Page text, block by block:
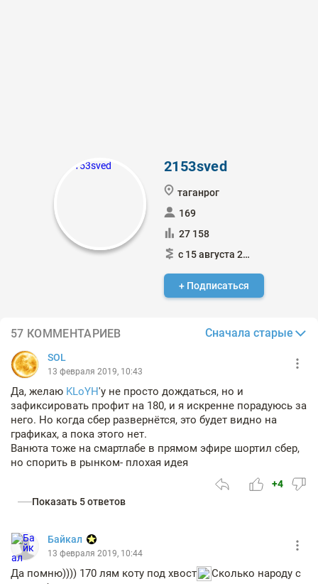
2153sved
таганрог
169
27 158
с 15 августа 2012
+ Подписаться
57 КОММЕНТАРИЕВ Сначала старые
SOL
13 февраля 2019, 10:43
Да, желаю KLoYH'у не просто дождаться, но и
зафиксировать профит на 180, и я искренне порадуюсь за
него. Но когда сбер развернётся, это будет видно на
графиках, а пока этого нет.
Ванюта тоже на смартлабе в прямом эфире шортил сбер,
но спорить в рынком- плохая идея
+4
Показать 5 ответов
Байкал
13 февраля 2019, 10:44
Да помню)))) 170 лям коту под хвост
Сколько народу с